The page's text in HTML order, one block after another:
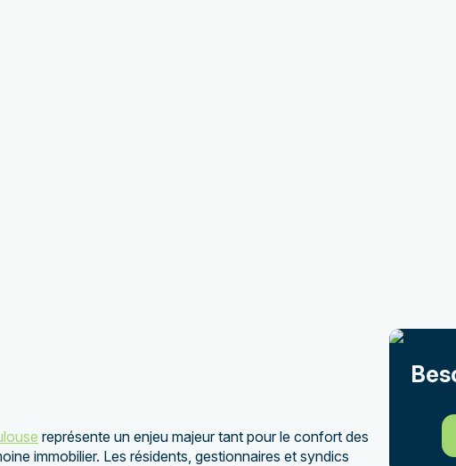
représente un enjeu majeur tant pour le confort des
immobilier. Les résidents, gestionnaires et syndics